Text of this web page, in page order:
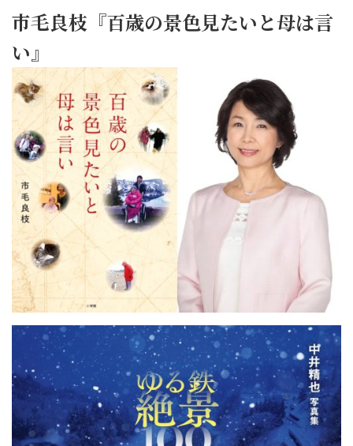
市毛良枝『百歳の景色見たいと母は言
い』